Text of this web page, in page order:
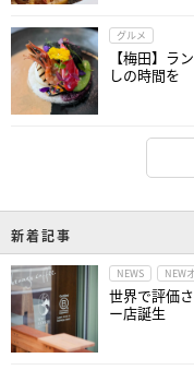
グルメ
【梅田】ラ
しの時間を
新着記事
NEWS NEW
世界で評価
ー店誕生